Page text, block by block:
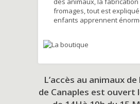
fromages, tout est
enfants apprennent
L’accès au animaux
de Canaples est ouvert